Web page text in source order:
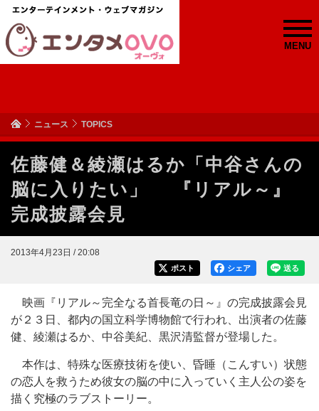
MENU
ニュース TOPICS
佐藤健＆綾瀬はるか「中谷さんの
脳に入りたい」 『リアル～』
完成披露会見
2013年4月23日 / 20:08
送る
シェア
ポスト
映画『リアル～完全なる首長竜の日～』の完成披露会見
が２３日、都内の国立科学博物館で行われ、出演者の佐藤
健、綾瀬はるか、中谷美紀、黒沢清監督が登場した。
本作は、特殊な医療技術を使い、昏睡（こんすい）状態
の恋人を救うため彼女の脳の中に入っていく主人公の姿を
描く究極のラブストーリー。